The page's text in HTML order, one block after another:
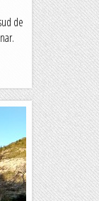
de